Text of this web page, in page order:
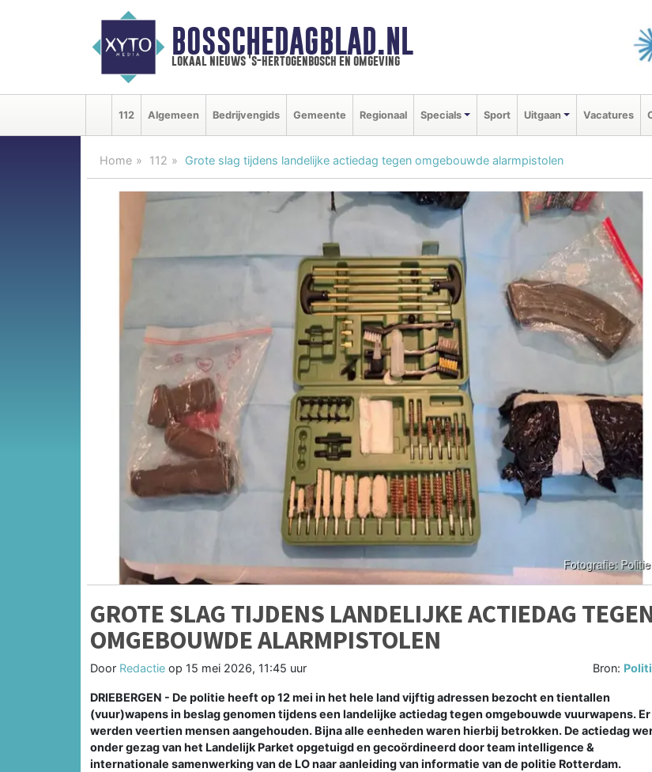
BOSSCHEDAGBLAD.NL
lokaal nieuws 's-hertogenbosch en omgeving
112 Algemeen Bedrijvengids Gemeente Regionaal Specials Sport Uitgaan Vacatures
Home 112 Grote slag tijdens landelijke actiedag tegen omgebouwde alarmpistolen
GROTE SLAG TIJDENS LANDELIJKE ACTIEDAG
OMGEBOUWDE ALARMPISTOLEN
Door Redactie op 15 mei 2026, 11:45 uur Bron:
DRIEBERGEN - De politie heeft op 12 mei in het hele land vijftig adressen bezocht en tientallen
(vuur)wapens in beslag genomen tijdens een landelijke actiedag tegen omgebouwde vuurwapens. Er
werden veertien mensen aangehouden. Bijna alle eenheden waren hierbij betrokken. De actiedag
onder gezag van het Landelijk Parket opgetuigd en gecoördineerd door team intelligence &
internationale samenwerking van de LO naar aanleiding van informatie van de politie Rotterdam.